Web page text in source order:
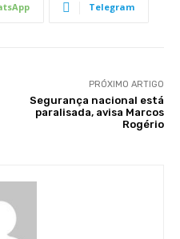
Telegram
PRÓXIMO ARTIGO
Segurança nacional está
paralisada, avisa Marcos
Rogério